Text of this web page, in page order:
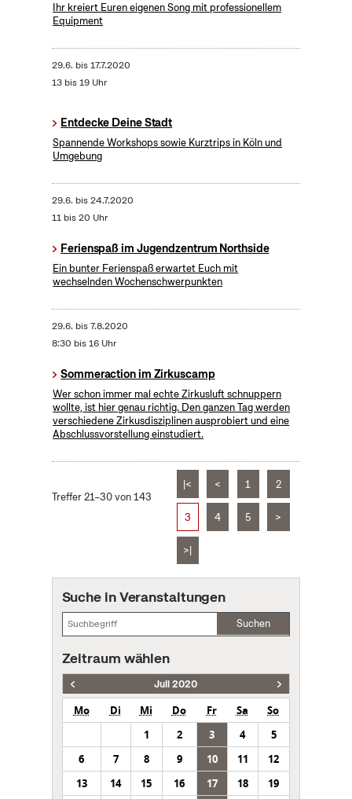
Ihr kreiert Euren eigenen Song mit professionellem
Equipment
29.6. bis17.7.2020
13 bis 19 Uhr
Entdecke Deine Stadt
Spannende Workshops sowie Kurztrips in Köln und
Umgebung
29.6. bis24.7.2020
11 bis 20 Uhr
Ferienspaß im Jugendzentrum Northside
Ein bunter Ferienspaß erwartet Euch mit
wechselnden Wochenschwerpunkten
29.6. bis7.8.2020
8:30 bis 16 Uhr
Sommeraction im Zirkuscamp
Wer schon immer mal echte Zirkusluft schnuppern
wollte, ist hier genau richtig. Den ganzen Tag werden
verschiedene Zirkusdisziplinen ausprobiert und eine
Abschlussvorstellung einstudiert.
Treffer 21–30 von 143
|< < 1 2
3 4 5 >
>|
Suche in Veranstaltungen
Suchen
Zeitraum wählen
Juli 2020
Mo Di Mi Do Fr Sa
So
1
2 3 4
5
6
7 8 9 10 11
12
13
14 15 16 17 18
19